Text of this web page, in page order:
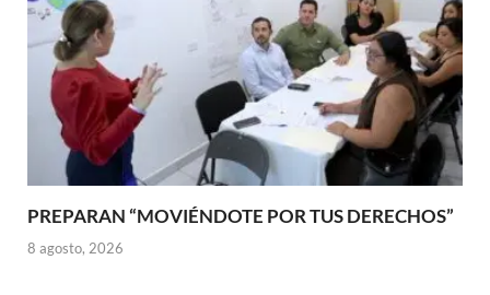
PREPARAN “MOVIÉNDOTE POR TUS DERECHOS”
8 agosto, 2026